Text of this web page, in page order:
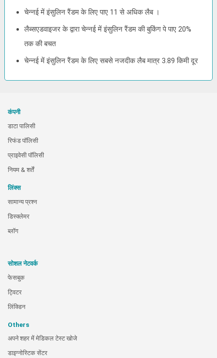
चेन्नई में इंसुलिन रैंडम के लिए पाए 11 से अधिक लैब ।
लैब्सएडवाइजर के द्वारा चेन्नई में इंसुलिन रैंडम की बुकिंग पे पाए 20%
तक की बचत
चेन्नई में इंसुलिन रैंडम के लिए सबसे नजदीक लैब मात्र 3.89 किमी दूर
कंपनी
डाटा पालिसी
रिफंड पॉलिसी
प्राइवेसी पॉलिसी
नियम & शर्तें
लिंक्स
सामान्य प्रश्न
डिस्क्लेमर
ब्लॉग
सोशल नेटवर्क
फेसबुक
ट्विटर
लिंक्डिन
Others
अपने शहर में मेडिकल टेस्ट खोजे
डाइग्नोस्टिक सेंटर